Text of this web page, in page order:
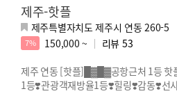
제주-핫플
제주특별자치도 제주시 연동 260-5
7% 150,000 ~ 리뷰 53
제주 연동 [핫플]█▓█▓공항근처 1등
1등❣️관광객재방율1등❣️힐링❣️감동❣️선